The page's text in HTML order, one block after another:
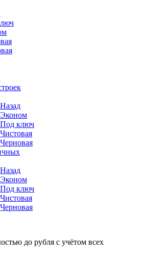
Назад
Эконом
Под ключ
Чистовая
Черновая
Назад
Эконом
Под ключ
Чистовая
Черновая
до рубля с учётом всех